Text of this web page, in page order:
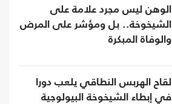
الوهن ليس مجرد علامة على
الشيخوخة.. بل ومؤشر على المرض
والوفاة المبكرة
لقاح الهربس النطاقي يلعب دورا
في إبطاء الشيخوخة البيولوجية